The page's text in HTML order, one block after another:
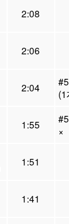
2:08
2:06
2:04
(1
1:55
×
1:51
1:41